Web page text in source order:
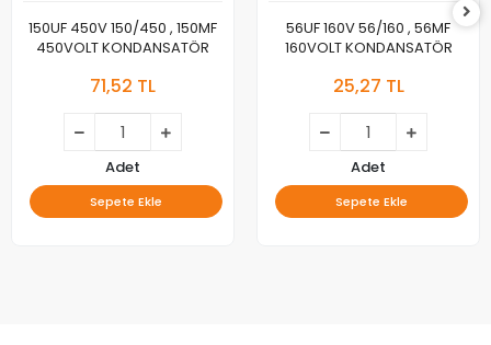
150UF 450V 150/450 , 150MF
450VOLT KONDANSATÖR
71,52 TL
Adet
Sepete Ekle
56UF 160V 56/160 , 56MF
160VOLT KONDANSATÖR
25,27 TL
Adet
Sepete Ekle